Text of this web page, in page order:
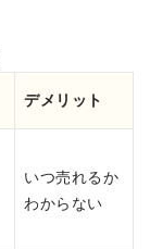
デメリット
いつ売れるか
わからない